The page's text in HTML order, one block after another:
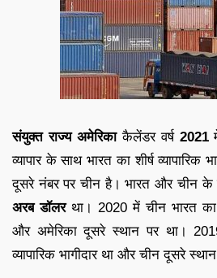
संयुक्त राज्य अमेरिकाकैलेंडर वर्ष 2021
व्यापार के साथ भारत का शीर्ष व्यापारिक
दूसरे नंबर पर चीन है। भारत और चीन के
अरब डॉलरथा। 2020 में चीन भारत का
और अमेरिका दूसरे स्थान पर था।
व्यापारिक भागीदार था और चीन दूसरे